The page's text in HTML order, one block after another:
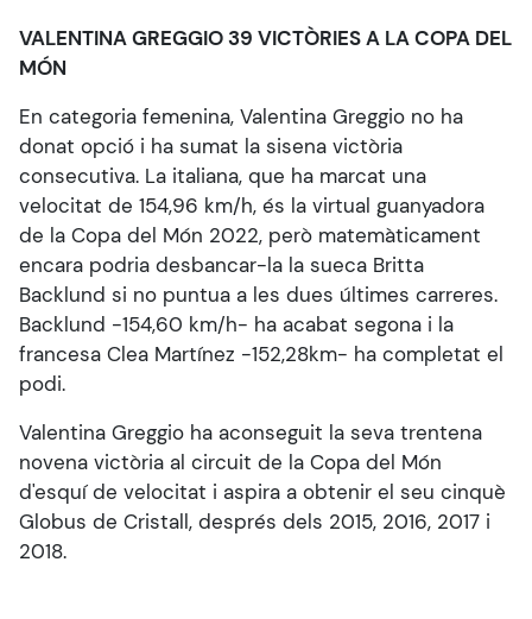
VALENTINA GREGGIO 39 VICTÒRIES A LA COPA DEL
MÓN
En categoria femenina, Valentina Greggio no ha
donat opció i ha sumat la sisena victòria
consecutiva. La italiana, que ha marcat una
velocitat de 154,96 km/h, és la virtual guanyadora
de la Copa del Món 2022, però matemàticament
encara podria desbancar-la la sueca Britta
Backlund si no puntua a les dues últimes carreres.
Backlund -154,60 km/h- ha acabat segona i la
francesa Clea Martínez -152,28km- ha completat el
podi.
Valentina Greggio ha aconseguit la seva trentena
novena victòria al circuit de la Copa del Món
d'esquí de velocitat i aspira a obtenir el seu cinquè
Globus de Cristall, després dels 2015, 2016, 2017 i
2018.